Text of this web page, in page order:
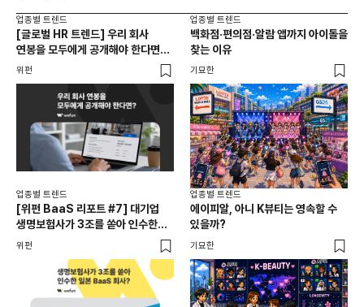
업종별 트렌드
[글로벌 HR 트렌드] 우리 회사
연봉을 모두에게 공개해야 한다면? |
급여 투명성 법, 해외 사례, 연봉
위펀
업종별 트렌드
백화점·편의점·알람 앱까지 아이돌을
찾는 이유
기묘한
업종별 트렌드
[위펀 BaaS 리포트 #7] 대기업
생명보험사가 3조를 쏟아 인수한
일본 BaaS 회사의 정체는?
위펀
업종별 트렌드
에이피알, 아니 K뷰티는 영속할 수
있을까?
기묘한